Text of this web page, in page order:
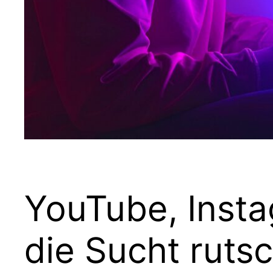
YouTube,
die Sucht